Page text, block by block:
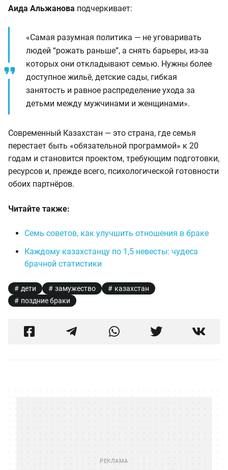
Аида Альжанова подчеркивает:
«Самая разумная политика — не уговаривать
людей “рожать раньше”, а снять барьеры, из-за
которых они откладывают семью. Нужны более
доступное жильё, детские сады, гибкая
занятость и равное распределение ухода за
детьми между мужчинами и женщинами».
Современный Казахстан — это страна, где семья
перестает быть «обязательной программой» к 20
годам и становится проектом, требующим подготовки,
ресурсов и, прежде всего, психологической готовности
обоих партнёров.
Читайте также:
Семь советов, как улучшить отношения в браке
Каждому казахстанцу по 1,5 невесты: чудеса
брачной статистики
дети замужество
казахстан
поздние браки